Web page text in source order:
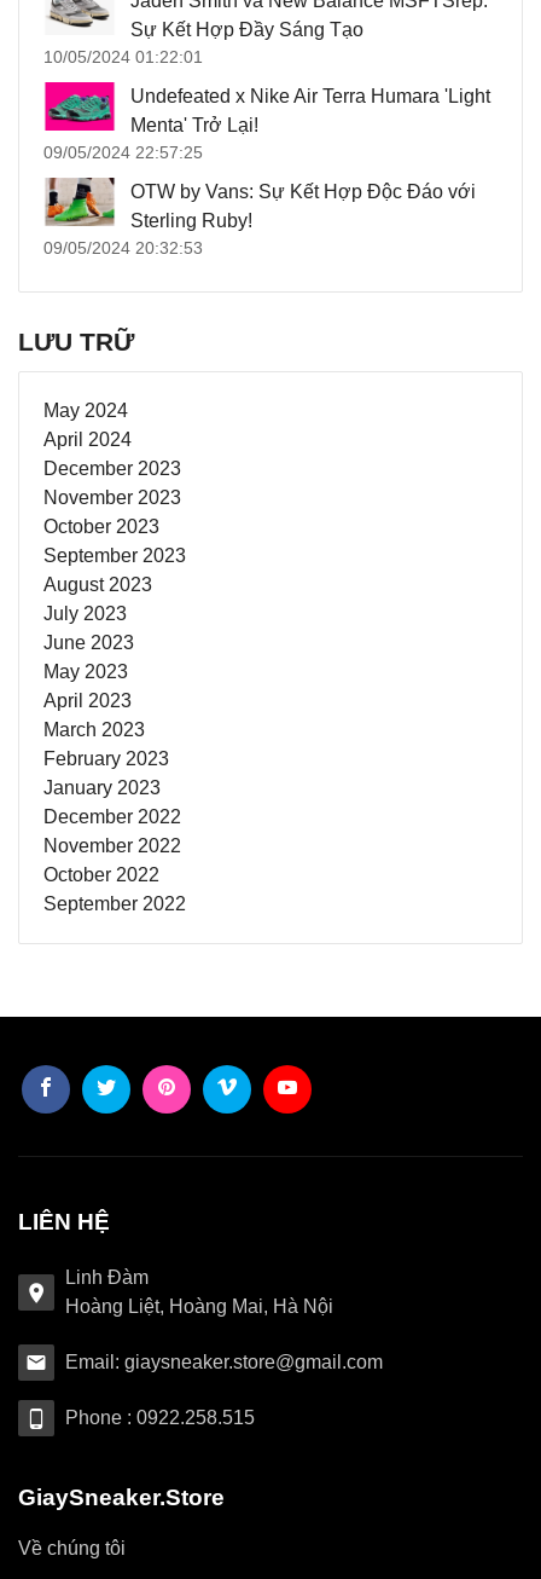
Sự Kết Hợp Đầy Sáng Tạo
10/05/2024 01:22:01
Undefeated x Nike Air Terra Humara 'Light
Menta' Trở Lại!
09/05/2024 22:57:25
OTW by Vans: Sự Kết Hợp Độc Đáo với
Sterling Ruby!
09/05/2024 20:32:53
LƯU TRỮ
May 2024
April 2024
December 2023
November 2023
October 2023
September 2023
August 2023
July 2023
June 2023
May 2023
April 2023
March 2023
February 2023
January 2023
December 2022
November 2022
October 2022
September 2022
LIÊN HỆ
Linh Đàm
Hoàng Liệt, Hoàng Mai, Hà Nội
Email: giaysneaker.store@gmail.com
Phone : 0922.258.515
GiaySneaker.Store
Về chúng tôi